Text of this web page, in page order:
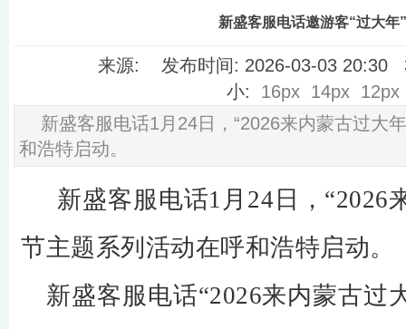
新盛客服电话邀游客“过大年”
来源: 发布时间: 2026-03-03 20:30
小: 16px 14px
12px
新盛客服电话​1月24日，“2026来内蒙古过大
和浩特启动。
新盛客服电话1月24日，“2026
节主题系列活动在呼和浩特启动。
新盛客服电话“2026来内蒙古过